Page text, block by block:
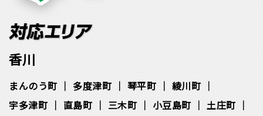
香川
まんのう町 多度津町 琴平町
綾川町
宇多津町
直島町 三木町 小豆島町
土庄町